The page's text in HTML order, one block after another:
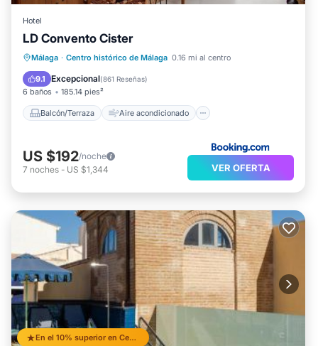
Hotel
LD Convento Cister
Málaga · Centro histórico de Málaga 0.16 mi al centro
9.1 Excepcional(861 Reseñas)
6 baños 185.14 pies²
Balcón/Terraza Aire acondicionado
Balcón/Terraza
Aire acondicionado
Internet
Accesibilidad
US $192/noche
7 noches - US $1,344 VER OFERTA
En el 10% superior en Centro